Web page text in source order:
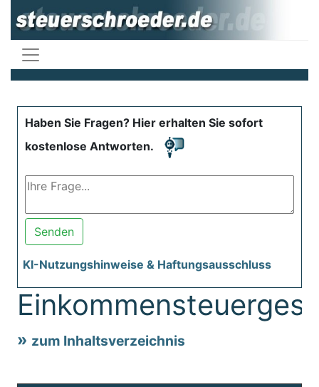
Haben Sie Fragen? Hier erhalten Sie sofort
kostenlose Antworten.
Senden
KI-Nutzungshinweise & Haftungsausschluss
zum Inhaltsverzeichnis